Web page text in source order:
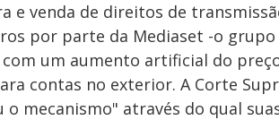
e venda de direitos de
por parte da Mediaset -o
com um aumento artificial do
contas no exterior. A Corte
mecanismo" através do qual